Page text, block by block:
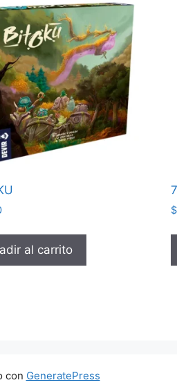
al carrito
$
con GeneratePress